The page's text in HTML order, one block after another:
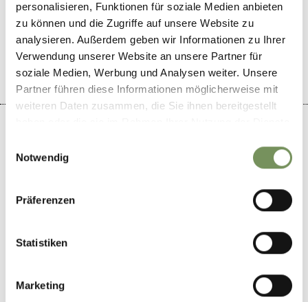
personalisieren, Funktionen für soziale Medien anbieten
zu können und die Zugriffe auf unsere Website zu
analysieren. Außerdem geben wir Informationen zu Ihrer
Verwendung unserer Website an unsere Partner für
soziale Medien, Werbung und Analysen weiter. Unsere
Partner führen diese Informationen möglicherweise mit
weiteren Daten zusammen, die Sie ihnen bereitgestellt
Notwendig
Präferenzen
Statistiken
Marketing
DID YOU FIND THIS CONTENT HELPFUL?
YES NO
−